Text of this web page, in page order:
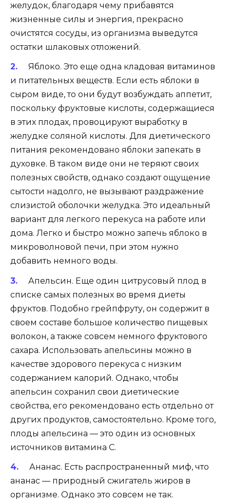
желудок, благодаря чему прибавятся
жизненные силы и энергия, прекрасно
очистятся сосуды, из организма выведутся
остатки шлаковых отложений.
Яблоко. Это еще одна кладовая витаминов
и питательных веществ. Если есть яблоки в
сыром виде, то они будут возбуждать аппетит,
поскольку фруктовые кислоты, содержащиеся
в этих плодах, провоцируют выработку в
желудке соляной кислоты. Для диетического
питания рекомендовано яблоки запекать в
духовке. В таком виде они не теряют своих
полезных свойств, однако создают ощущение
сытости надолго, не вызывают раздражение
слизистой оболочки желудка. Это идеальный
вариант для легкого перекуса на работе или
дома. Легко и быстро можно запечь яблоко в
микроволновой печи, при этом нужно
добавить немного воды.
Апельсин. Еще один цитрусовый плод в
списке самых полезных во время диеты
фруктов. Подобно грейпфруту, он содержит в
своем составе большое количество пищевых
волокон, а также совсем немного фруктового
сахара. Использовать апельсины можно в
качестве здорового перекуса с низким
содержанием калорий. Однако, чтобы
апельсин сохранил свои диетические
свойства, его рекомендовано есть отдельно от
других продуктов, самостоятельно. Кроме того,
плоды апельсина — это один из основных
источников витамина С.
Ананас. Есть распространенный миф, что
ананас — природный сжигатель жиров в
организме. Однако это совсем не так.